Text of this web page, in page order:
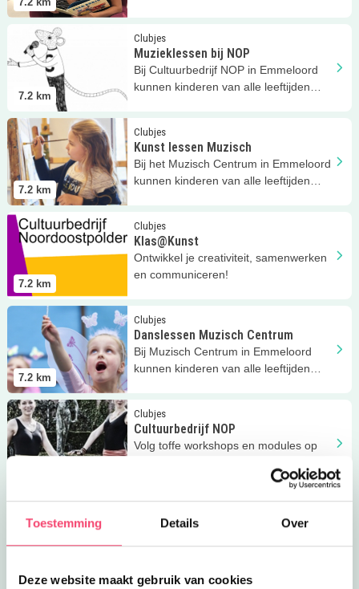
Toestemming Details Over
Deze website maakt gebruik van cookies
7.2 km
Clubjes
Muzieklessen bij NOP
Bij Cultuurbedrijf NOP in Emmeloord
kunnen kinderen van alle leeftijden
Lees meer Muzieklessen bij NOP
7.2 km
Clubjes
Kunst lessen Muzisch
Bij het Muzisch Centrum in Emmeloord
kunnen kinderen van alle leeftijden
Lees meer Kunst lessen Muzisch
7.2 km
Clubjes
Klas@Kunst
Ontwikkel je creativiteit, samenwerken
en communiceren!
Lees meer Klas@Kunst
7.2 km
Clubjes
Danslessen Muzisch Centrum
Bij Muzisch Centrum in Emmeloord
kunnen kinderen van alle leeftijden
Lees meer Danslessen Muzisch Centrum
Clubjes
Cultuurbedrijf NOP
Volg toffe workshops en modules op
Lees meer Cultuurbedrijf NOP
Buurthuis De Rots
maar wat is er dan allemaal te doen?
Lees meer Buurthuis De Rots